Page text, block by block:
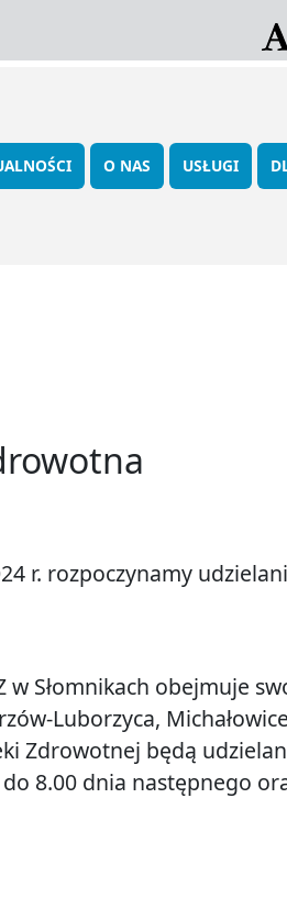
O NAS USŁUGI
r. rozpoczynamy
Słomnikach obejmuje
Luborzyca,
Zdrowotnej będą
8.00 dnia następnego